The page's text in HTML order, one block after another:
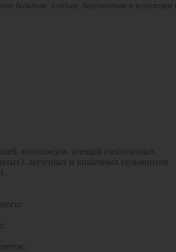
больным, слабым, беременным и кормящим
волосоедов. клещей (чесоточных.
легочных и кишечных гельминтов